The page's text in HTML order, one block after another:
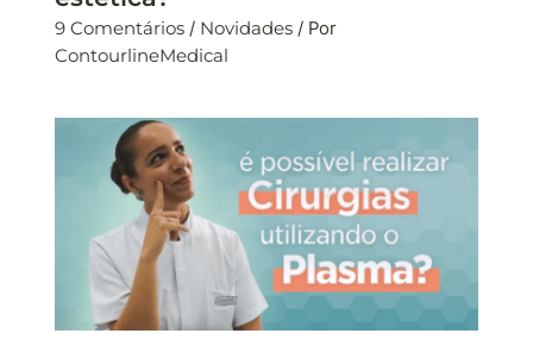
9 Comentários / Novidades/ Por
ContourlineMedical